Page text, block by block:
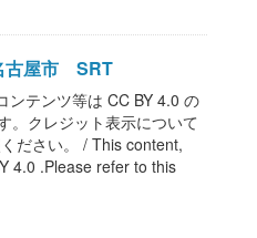
古屋市 SRT
ンテンツ等は CC BY 4.0 の
。クレジット表示について
ださい。 / This content,
4.0 .Please refer to this